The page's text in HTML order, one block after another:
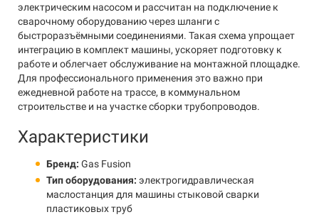
электрическим насосом и рассчитан на подключение к
сварочному оборудованию через шланги с
быстроразъёмными соединениями. Такая схема упрощает
интеграцию в комплект машины, ускоряет подготовку к
работе и облегчает обслуживание на монтажной площадке.
Для профессионального применения это важно при
ежедневной работе на трассе, в коммунальном
строительстве и на участке сборки трубопроводов.
Характеристики
Бренд: Gas Fusion
Тип оборудования: электрогидравлическая
маслостанция для машины стыковой сварки
пластиковых труб